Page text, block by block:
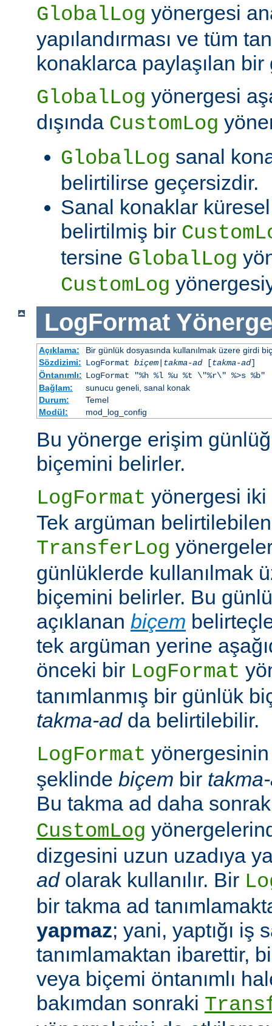
GlobalLog yönergesi
yapılandırması ve tüm
konaklarca paylaşılan bir
GlobalLog yönergesi
dışında CustomLog
GlobalLog sanal
belirtilirse geçersizdir.
Sanal konaklar
belirtilmiş bir
tersine GlobalLog
CustomLog
LogFormat
Açıklama:
Bir günlük dosyasında kullanılmak üzere girdi
Sözdizimi: LogFormat biçem| takma-ad[takma-ad]
Öntanımlı: LogFormat "%h %l %u %t \"%r\" %>s %b"
Bağlam:
sunucu geneli, sanal konak
Durum:
Temel
Modül:
mod_log_config
Bu yönerge erişim
biçemini belirler.
LogFormat yönergesi iki
Tek argüman
TransferLog
günlüklerde kullanılmak
biçemini belirler. Bu
açıklanan biçem
tek argüman yerine
önceki bir LogFormat
tanımlanmış bir günlük
takma-adda belirtilebilir.
LogFormat
şeklinde biçem bir
Bu takma ad daha
CustomLog
dizgesini uzun uzadıya
adolarak kullanılır. Bir
bir takma ad
yapmaz; yani, yaptığı iş
tanımlamaktan ibarettir,
veya biçemi öntanımlı
bakımdan sonraki